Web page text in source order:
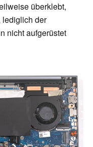
überklebt,
lediglich der
nicht aufgerüstet